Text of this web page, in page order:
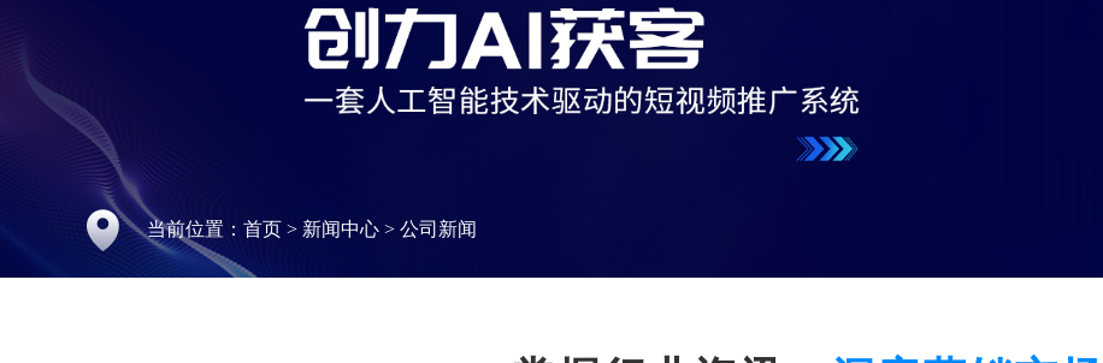
当前位置： 首页 > 新闻中心 > 公司新闻